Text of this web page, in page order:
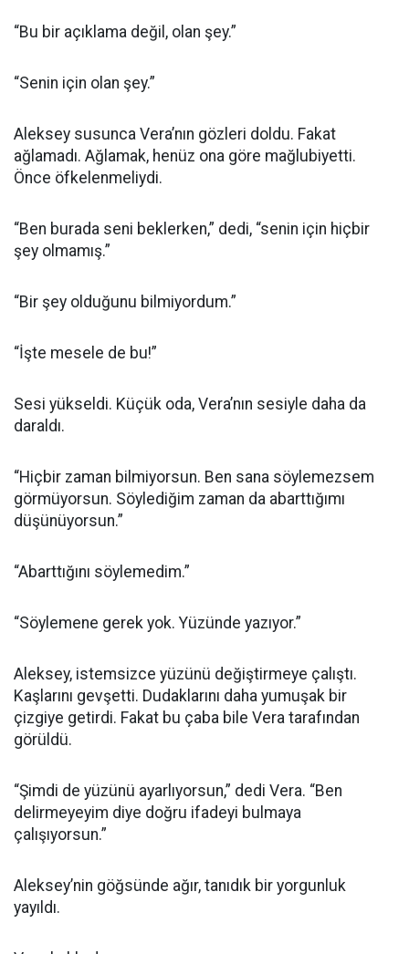
“Bu bir açıklama değil, olan şey.”
“Senin için olan şey.”
Aleksey susunca Vera’nın gözleri doldu. Fakat
ağlamadı. Ağlamak, henüz ona göre mağlubiyetti.
Önce öfkelenmeliydi.
“Ben burada seni beklerken,” dedi, “senin için hiçbir
şey olmamış.”
“Bir şey olduğunu bilmiyordum.”
“İşte mesele de bu!”
Sesi yükseldi. Küçük oda, Vera’nın sesiyle daha da
daraldı.
“Hiçbir zaman bilmiyorsun. Ben sana söylemezsem
görmüyorsun. Söylediğim zaman da abarttığımı
düşünüyorsun.”
“Abarttığını söylemedim.”
“Söylemene gerek yok. Yüzünde yazıyor.”
Aleksey, istemsizce yüzünü değiştirmeye çalıştı.
Kaşlarını gevşetti. Dudaklarını daha yumuşak bir
çizgiye getirdi. Fakat bu çaba bile Vera tarafından
görüldü.
“Şimdi de yüzünü ayarlıyorsun,” dedi Vera. “Ben
delirmeyeyim diye doğru ifadeyi bulmaya
çalışıyorsun.”
Aleksey’nin göğsünde ağır, tanıdık bir yorgunluk
yayıldı.